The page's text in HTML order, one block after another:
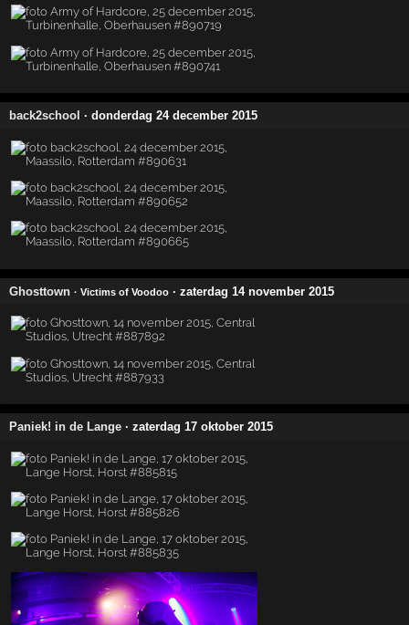
back2school · donderdag 24 december 2015
Ghosttown · Victims of Voodoo · zaterdag 14 november 2015
Paniek! in de Lange · zaterdag 17 oktober 2015